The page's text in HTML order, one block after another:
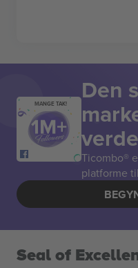
MANGE TAK! Den
Ticombo®
platforme
Seal of